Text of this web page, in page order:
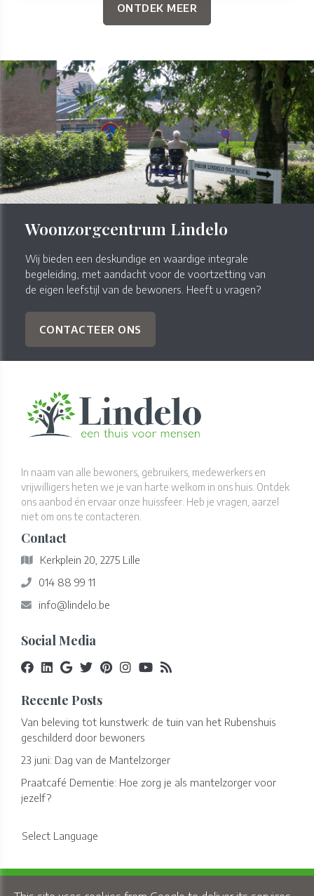
ONTDEK MEER
Woonzorgcentrum Lindelo
Wij bieden een deskundige en waardige integrale
begeleiding, met aandacht voor de voortzetting van
de eigen leefstijl van de bewoners. Heeft u vragen?
CONTACTEER ONS
In naam van alle bewoners, gebruikers, medewerkers en
vrijwilligers heten we je van harte welkom in ons huis. Ontdek
ons aanbod én ervaar onze huissfeer. Heb je vragen, aarzel
niet om ons te contacteren.
Contact
Kerkplein 20, 2275 Lille
014 88 99 11
info@lindelo.be
Social Media
Recente Posts
Van beleving tot kunstwerk: de tuin van het Rubenshuis
geschilderd door bewoners
23 juni: Dag van de Mantelzorger
Praatcafé Dementie: Hoe zorg je als mantelzorger voor
jezelf?
Select Language